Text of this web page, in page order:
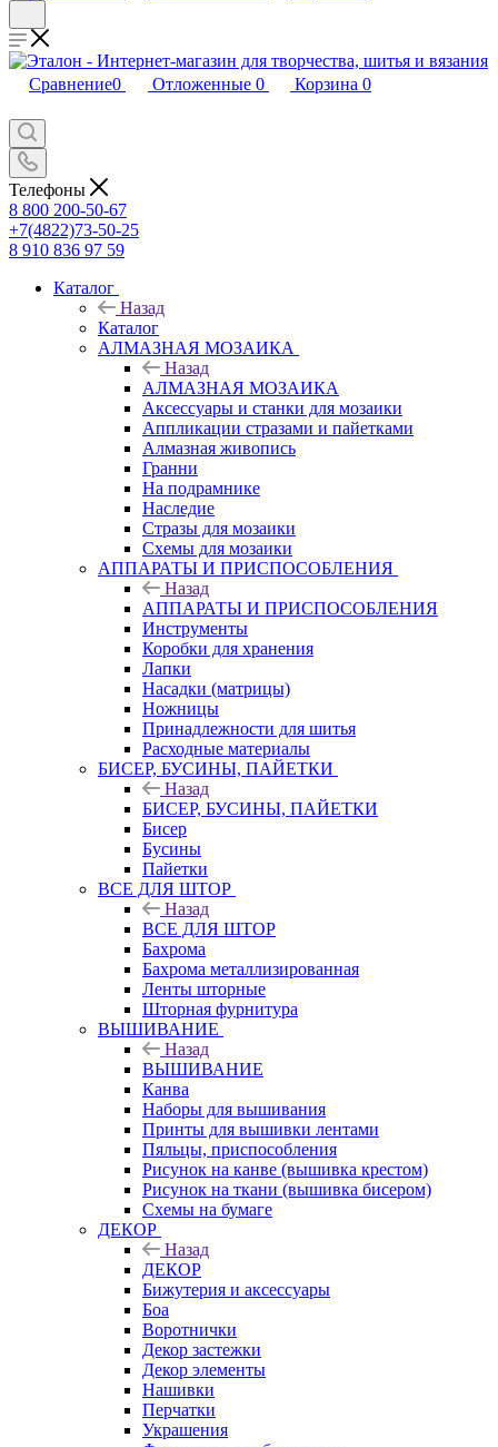
Сравнение0 Отложенные 0 Корзина 0
Телефоны
8 800 200-50-67
+7(4822)73-50-25
8 910 836 97 59
Каталог
Назад
Каталог
АЛМАЗНАЯ МОЗАИКА
Назад
АЛМАЗНАЯ МОЗАИКА
Аксессуары и станки для мозаики
Аппликации стразами и пайетками
Алмазная живопись
Гранни
На подрамнике
Наследие
Стразы для мозаики
Схемы для мозаики
АППАРАТЫ И ПРИСПОСОБЛЕНИЯ
Назад
АППАРАТЫ И ПРИСПОСОБЛЕНИЯ
Инструменты
Коробки для хранения
Лапки
Насадки (матрицы)
Ножницы
Принадлежности для шитья
Расходные материалы
БИСЕР, БУСИНЫ, ПАЙЕТКИ
Назад
БИСЕР, БУСИНЫ, ПАЙЕТКИ
Бисер
Бусины
Пайетки
ВСЕ ДЛЯ ШТОР
Назад
ВСЕ ДЛЯ ШТОР
Бахрома
Бахрома металлизированная
Ленты шторные
Шторная фурнитура
ВЫШИВАНИЕ
Назад
ВЫШИВАНИЕ
Канва
Наборы для вышивания
Принты для вышивки лентами
Пяльцы, приспособления
Рисунок на канве (вышивка крестом)
Рисунок на ткани (вышивка бисером)
Схемы на бумаге
ДЕКОР
Назад
ДЕКОР
Бижутерия и аксессуары
Боа
Воротнички
Декор застежки
Декор элементы
Нашивки
Перчатки
Украшения